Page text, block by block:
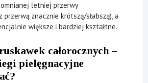
letniej przerwy
znacznie krótszą/słabszą), a
większe i bardziej kształtne.
całorocznych –
pielęgnacyjne